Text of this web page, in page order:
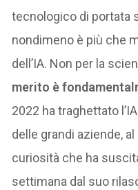
tecnologico di portata
nondimeno è più che
dell’IA. Non per la
merito è
2022 ha traghettato
delle grandi aziende,
curiosità che ha
settimana dal suo